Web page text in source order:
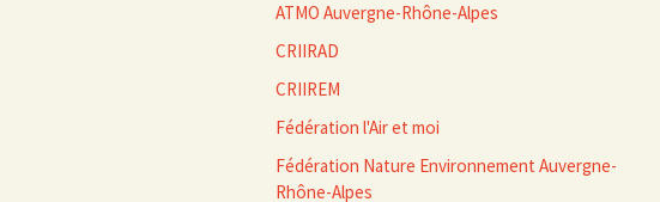
ATMO Auvergne-Rhône-Alpes
CRIIRAD
CRIIREM
Fédération l'Air et moi
Fédération Nature Environnement Auvergne-
Rhône-Alpes